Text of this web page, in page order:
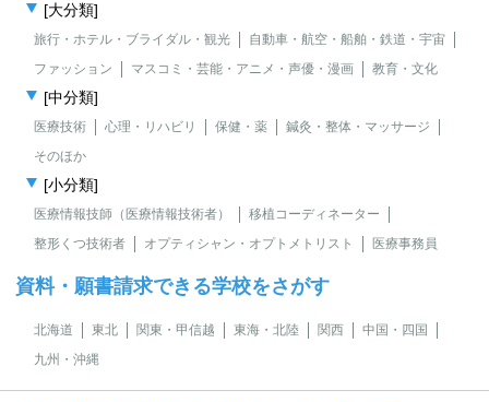
[大分類]
旅行・ホテル・ブライダル・観光
自動車・航空・船舶・鉄道・宇宙
ファッション
マスコミ・芸能・アニメ・声優・漫画 教育・文化
[中分類]
医療技術 心理・リハビリ 保健・薬
鍼灸・整体・マッサージ
そのほか
[小分類]
医療情報技師（医療情報技術者）
移植コーディネーター
整形くつ技術者
オプティシャン・オプトメトリスト 医療事務員
資料・願書請求できる学校をさがす
北海道 東北 関東・甲信越 東海・北陸 関西
中国・四国
九州・沖縄